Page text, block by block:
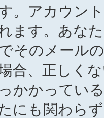
。アカウン
ます。あな
そのメール
合、正しく
かかってい
にも関わら